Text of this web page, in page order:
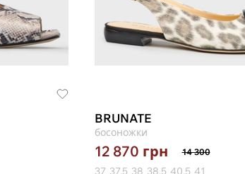
BRUNATE
босоножки
12 870 грн 14 300
37 37.5 38 38.5 40.5 41